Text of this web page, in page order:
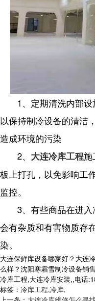
1、定期清洗内部
以保持制冷设备的清洁
造成环境的污染
2、 大连冷库工程施
板上打孔，以免影响工
监控。
3、有些商品在进
会有杂质和有害物质存
染。
大连保鲜库设备哪家好？大连
么样？沈阳寒霜雪制冷设备销
冷库工程,大连冷库安装,,电话
标签： 冷库工程,冷库,